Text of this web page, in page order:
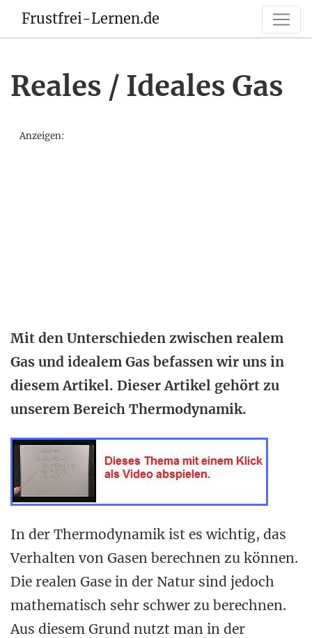
Frustfrei-Lernen.de
Reales / Ideales Gas
Anzeigen:
Mit den Unterschieden zwischen realem
Gas und idealem Gas befassen wir uns in
diesem Artikel. Dieser Artikel gehört zu
unserem Bereich Thermodynamik.
In der Thermodynamik ist es wichtig, das
Verhalten von Gasen berechnen zu können.
Die realen Gase in der Natur sind jedoch
mathematisch sehr schwer zu berechnen.
Aus diesem Grund nutzt man in der